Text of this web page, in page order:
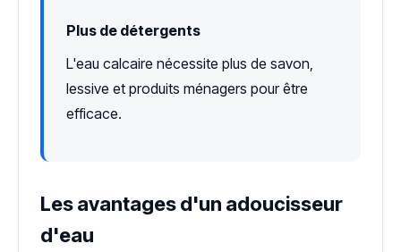
Plus de détergents
L'eau calcaire nécessite plus de savon,
lessive et produits ménagers pour être
efficace.
Les avantages d'un adoucisseur
d'eau